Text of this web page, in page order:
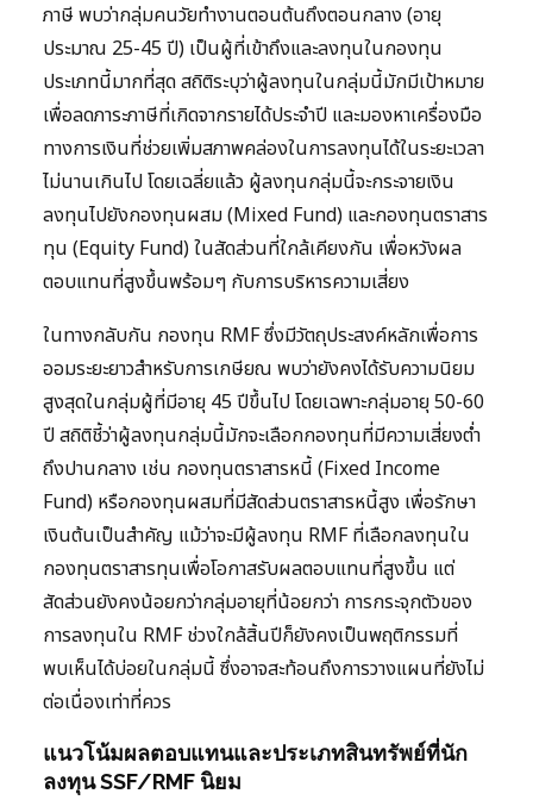
ภาษี พบว่ากลุ่มคนวัยทำงานตอนต้นถึงตอนกลาง (อายุ
ประมาณ 25-45 ปี) เป็นผู้ที่เข้าถึงและลงทุนในกองทุน
ประเภทนี้มากที่สุด สถิติระบุว่าผู้ลงทุนในกลุ่มนี้มักมีเป้าหมาย
เพื่อลดภาระภาษีที่เกิดจากรายได้ประจำปี และมองหาเครื่องมือ
ทางการเงินที่ช่วยเพิ่มสภาพคล่องในการลงทุนได้ในระยะเวลา
ไม่นานเกินไป โดยเฉลี่ยแล้ว ผู้ลงทุนกลุ่มนี้จะกระจายเงิน
ลงทุนไปยังกองทุนผสม (Mixed Fund) และกองทุนตราสาร
ทุน (Equity Fund) ในสัดส่วนที่ใกล้เคียงกัน เพื่อหวังผล
ตอบแทนที่สูงขึ้นพร้อมๆ กับการบริหารความเสี่ยง
ในทางกลับกัน กองทุน RMF ซึ่งมีวัตถุประสงค์หลักเพื่อการ
ออมระยะยาวสำหรับการเกษียณ พบว่ายังคงได้รับความนิยม
สูงสุดในกลุ่มผู้ที่มีอายุ 45 ปีขึ้นไป โดยเฉพาะกลุ่มอายุ 50-60
ปี สถิติชี้ว่าผู้ลงทุนกลุ่มนี้มักจะเลือกกองทุนที่มีความเสี่ยงต่ำ
ถึงปานกลาง เช่น กองทุนตราสารหนี้ (Fixed Income
Fund) หรือกองทุนผสมที่มีสัดส่วนตราสารหนี้สูง เพื่อรักษา
เงินต้นเป็นสำคัญ แม้ว่าจะมีผู้ลงทุน RMF ที่เลือกลงทุนใน
กองทุนตราสารทุนเพื่อโอกาสรับผลตอบแทนที่สูงขึ้น แต่
สัดส่วนยังคงน้อยกว่ากลุ่มอายุที่น้อยกว่า การกระจุกตัวของ
การลงทุนใน RMF ช่วงใกล้สิ้นปีก็ยังคงเป็นพฤติกรรมที่
พบเห็นได้บ่อยในกลุ่มนี้ ซึ่งอาจสะท้อนถึงการวางแผนที่ยังไม่
ต่อเนื่องเท่าที่ควร
แนวโน้มผลตอบแทนและประเภทสินทรัพย์ที่นัก
ลงทุน SSF/RMF นิยม